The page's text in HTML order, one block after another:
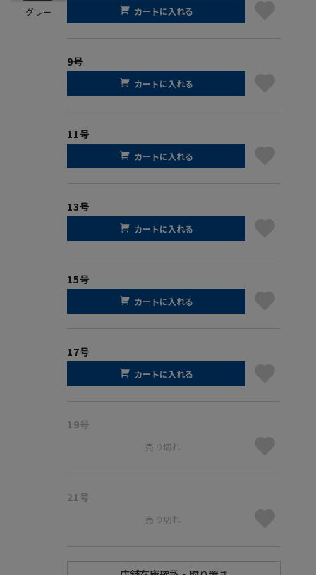
グレー カートに入れる
9号
カートに入れる
11号
カートに入れる
13号
カートに入れる
15号
カートに入れる
17号
カートに入れる
19号
売り切れ
21号
売り切れ